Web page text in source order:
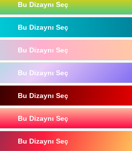
Bu Dizaynı Seç
Bu Dizaynı Seç
Bu Dizaynı Seç
Bu Dizaynı Seç
Bu Dizaynı Seç
Bu Dizaynı Seç
Bu Dizaynı Seç